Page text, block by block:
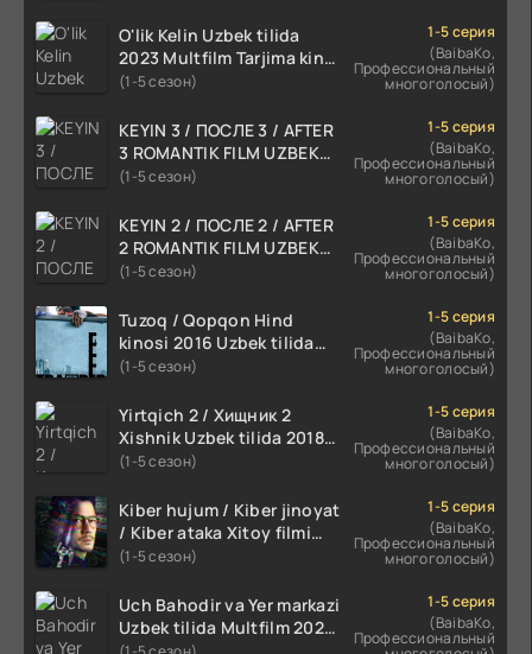
O'lik Kelin Uzbek tilida
2023 Multfilm Tarjima kino
skachat
(1-5 сезон)
1-5 серия
(BaibaKo,
Профессиональный
многоголосый)
KEYIN 3 / ПОСЛЕ 3 / AFTER
3 ROMANTIK FILM UZBEK
TILIDA 2021 TARJIMA FILM
(1-5 сезон)
1-5 серия
(BaibaKo,
Профессиональный
многоголосый)
KEYIN 2 / ПОСЛЕ 2 / AFTER
2 ROMANTIK FILM UZBEK
TILIDA 2020 TARJIMA FILM
(1-5 сезон)
1-5 серия
(BaibaKo,
Профессиональный
многоголосый)
Tuzoq / Qopqon Hind
kinosi 2016 Uzbek tilida
tarjima film HD
(1-5 сезон)
1-5 серия
(BaibaKo,
Профессиональный
многоголосый)
Yirtqich 2 / Хищник 2
Xishnik Uzbek tilida 2018-
2024 O'zbekcha tarjima
(1-5 сезон)
1-5 серия
(BaibaKo,
Профессиональный
многоголосый)
Kiber hujum / Kiber jinoyat
/ Kiber ataka Xitoy filmi
Uzbek tilida O'zbekcha
HD skachat
(1-5 сезон)
1-5 серия
(BaibaKo,
Профессиональный
многоголосый)
Uch Bahodir va Yer markazi
Uzbek tilida Multfilm 2025
1-5 серия
(BaibaKo,
Профессиональный